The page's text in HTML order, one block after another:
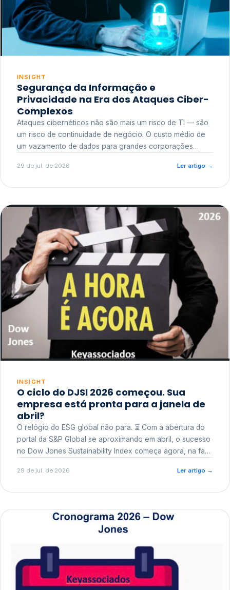
INSIGHT
Segurança da Informação e
Privacidade na Era dos Ataques Ciber-
Complexos
Ataques cibernéticos não são mais um risco de TI — são
um risco de continuidade de negócio. O custo médio de
um vazamento de dados para grandes corporações
reputacional e o risco regulatório junto a órgãos como a
29 de jul. de 2026 Ler artigo →
INSIGHT
O ciclo do DJSI 2026 começou. Sua
empresa está pronta para a janela de
abril?
O relógio do ESG global não para. ⏳ Com a abertura do
portal da S&P Global se aproximando em abril, o sucesso
no Dow Jones Sustainability Index começa agora, na fase
29 de jul. de 2026 Ler artigo →